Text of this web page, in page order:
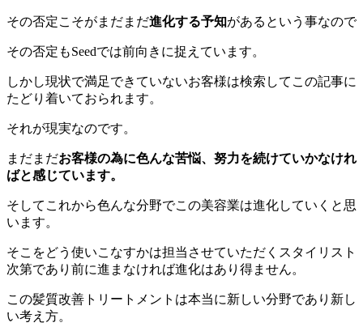
その否定こそがまだまだ進化する予知があるという事なので
その否定もSeedでは前向きに捉えています。
しかし現状で満足できていないお客様は検索してこの記事に
たどり着いておられます。
それが現実なのです。
まだまだお客様の為に色んな苦悩、努力を続けていかなけれ
ばと感じています。
そしてこれから色んな分野でこの美容業は進化していくと思
います。
そこをどう使いこなすかは担当させていただくスタイリスト
次第であり前に進まなければ進化はあり得ません。
この髪質改善トリートメントは本当に新しい分野であり新し
い考え方。